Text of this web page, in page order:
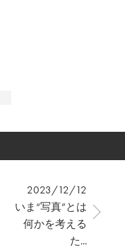
2023/12/12
いま“写真”とは
何かを考える
た...